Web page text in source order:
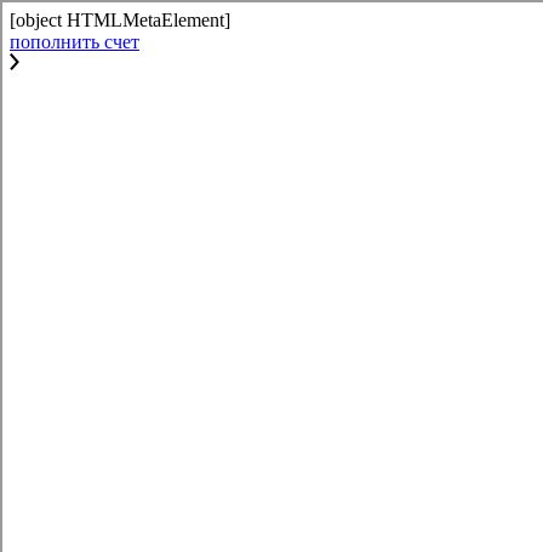
[object HTMLMetaElement]
пополнить счет